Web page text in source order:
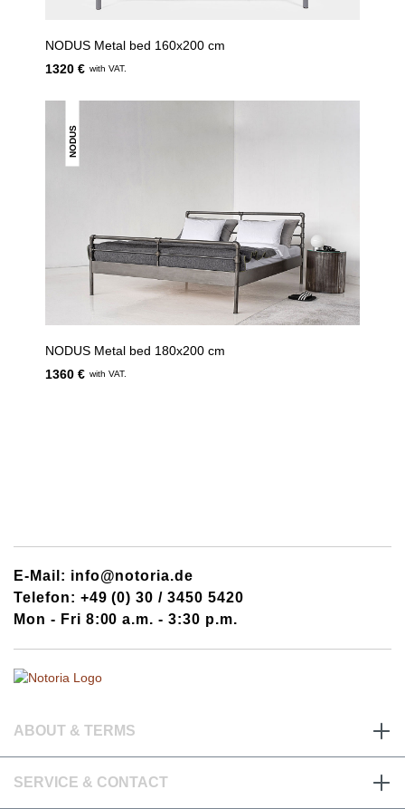
NODUS Metal bed 160x200 cm
1320 € with VAT.
NODUS
NODUS Metal bed 180x200 cm
1360 € with VAT.
E-Mail: info@notoria.de
Telefon: +49 (0) 30 / 3450 5420
Mon - Fri 8:00 a.m. - 3:30 p.m.
ABOUT & TERMS
SERVICE & CONTACT